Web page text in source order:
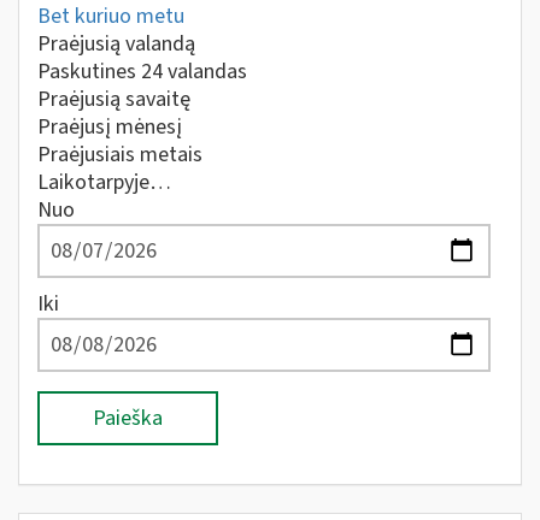
Bet kuriuo metu
Praėjusią valandą
Paskutines 24 valandas
Praėjusią savaitę
Praėjusį mėnesį
Praėjusiais metais
Laikotarpyje…
Nuo
Iki
Paieška